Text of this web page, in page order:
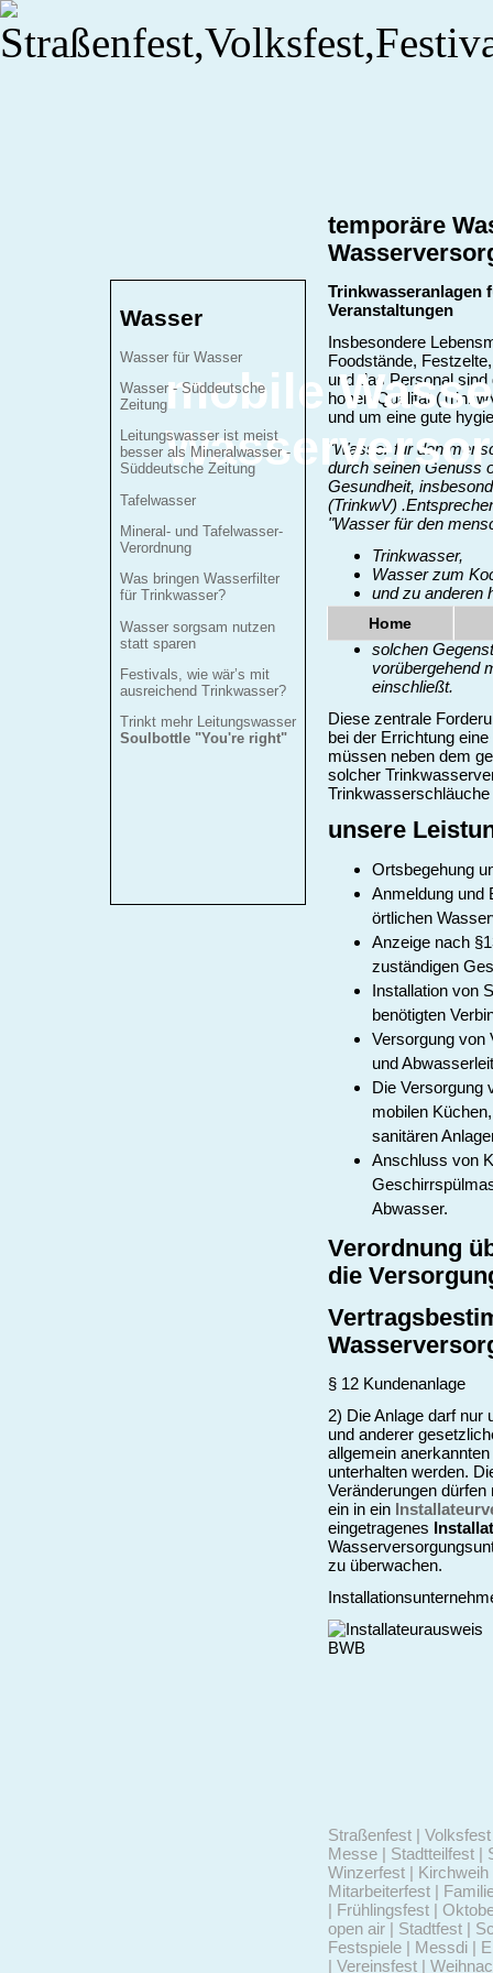
Home
mobile
temporäre
Trinkwasseranlagen
Veranstaltungen
Insbesondere
Foodstände,
und das Personal
hohen Qualität
und um eine gute
"Wasser für den
durch seinen Genuss
Gesundheit,
(TrinkwV)
"Wasser für den
Trinkwasser,
Wasser zum
und zu anderen
Reinigung von
Lebensmitteln
solchen
vorübergehend
einschließt.
Diese zentrale
bei der Errichtung
müssen neben dem
solcher
unsere
Ortsbegehung
Anmeldung und
örtlichen
Anzeige nach
zuständigen
Installation von
benötigten
Versorgung von
und
Die Versorgung
mobilen
sanitären
Anschluss von
Abwasser.
Verordnung
die
§ 12 Kundenanlage
2) Die Anlage darf nur
und anderer
allgemein
unterhalten werden.
Veränderungen
ein in ein
eingetragenes
zu überwachen.
Wasser
Wasser für Wasser
Wasser - Süddeutsche
Zeitung
Leitungswasser ist meist
besser als Mineralwasser -
Süddeutsche Zeitung
Tafelwasser
Mineral- und Tafelwasser-
Verordnung
Was bringen Wasserfilter
für Trinkwasser?
Wasser sorgsam nutzen
statt sparen
Festivals, wie wär’s mit
ausreichend Trinkwasser?
Trinkt mehr Leitungswasser
Soulbottle "You're right"
Straßenfest |
Messe | Stadtteilfest |
Winzerfest |
Mitarbeiterfest |
| Frühlingsfest |
open air | Stadtfest |
Festspiele | Messdi |
| Vereinsfest |